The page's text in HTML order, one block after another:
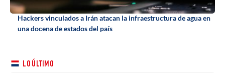
Hackers vinculados a Irán atacan la infraestructura de agua en
una docena de estados del país
LO ÚLTIMO